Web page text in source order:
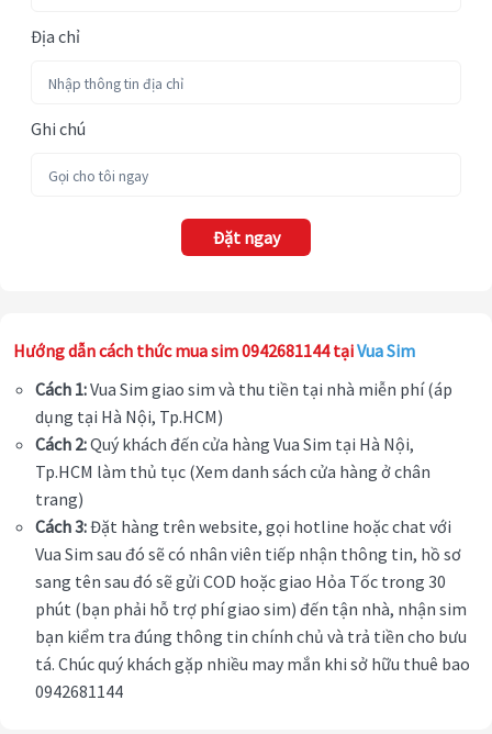
Địa chỉ
Ghi chú
Đặt ngay
Hướng dẫn cách thức mua sim 0942681144 tạiVua Sim
Cách 1:Vua Sim giao sim và thu tiền tại nhà miễn phí (áp
dụng tại Hà Nội, Tp.HCM)
Cách 2:Quý khách đến cửa hàng Vua Sim tại Hà Nội,
Tp.HCM làm thủ tục (Xem danh sách cửa hàng ở chân
trang)
Cách 3:Đặt hàng trên website, gọi hotline hoặc chat với
Vua Sim sau đó sẽ có nhân viên tiếp nhận thông tin, hồ sơ
sang tên sau đó sẽ gửi COD hoặc giao Hỏa Tốc trong 30
phút (bạn phải hỗ trợ phí giao sim) đến tận nhà, nhận sim
bạn kiểm tra đúng thông tin chính chủ và trả tiền cho bưu
tá. Chúc quý khách gặp nhiều may mắn khi sở hữu thuê bao
0942681144